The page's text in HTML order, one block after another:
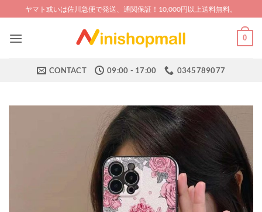
to
content
ヤマト或いは佐川急便で発送、通関保証！10,000円以上送料無料。
0
CONTACT 09:00 - 17:00 0345789077